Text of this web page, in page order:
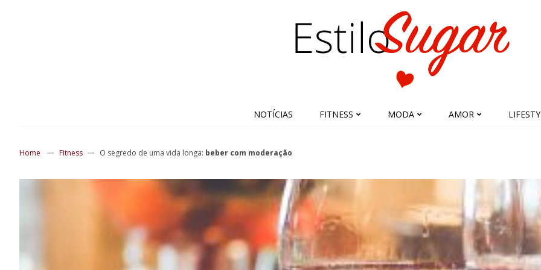
NOTÍCIAS FITNESS MODA AMOR
Home Fitness O segredo de uma vida longa: beber com moderação